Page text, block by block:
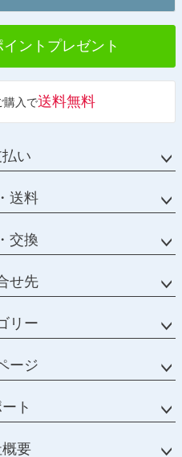
へ
イントプレゼント
購入で送料無料
い
送料
交換
せ先
リー
ージ
ト
要